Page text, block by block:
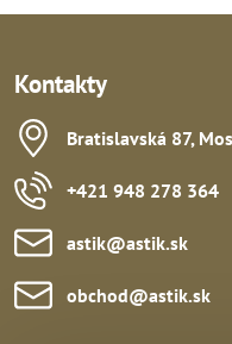
Kontakty
Bratislavská 87,
+421 948 278 364
astik​@astik​.sk
obchod​@astik​.sk